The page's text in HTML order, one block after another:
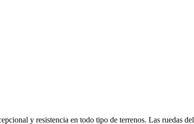
y resistencia en todo tipo de terrenos. Las ruedas del